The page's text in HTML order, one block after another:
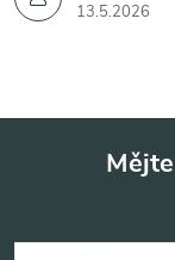
13.5.2026